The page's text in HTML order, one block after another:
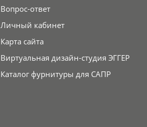
Вопрос-ответ
Личный кабинет
Карта сайта
Виртуальная дизайн-студия ЭГГЕР
Каталог фурнитуры для САПР